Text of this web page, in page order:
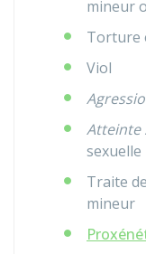
mineur
Torture
Viol
Atteinte
sexuelle
Traite
mineur